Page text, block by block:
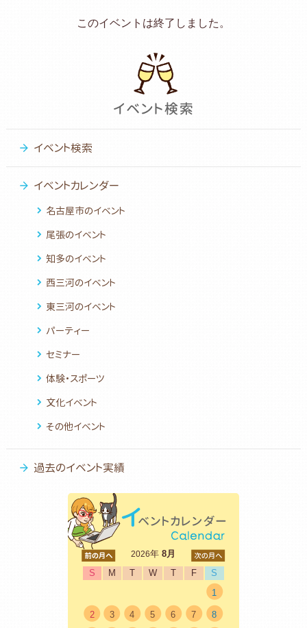
このイベントは終了しました。
イベント検索
イベントカレンダー
名古屋市のイベント
尾張のイベント
知多のイベント
西三河のイベント
東三河のイベント
パーティー
セミナー
体験・スポーツ
文化イベント
その他イベント
過去のイベント実績
2026年8月
S
M T W T F
S
1
2 3 4 5 6 7 8